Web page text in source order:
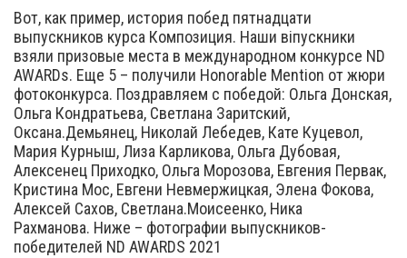
Вот, как пример, история побед пятнадцати
выпускников курса Композиция. Наши віпускники
взяли призовые места в международном конкурсе ND
AWARDs. Еще 5 – получили Honorable Mention от жюри
фотоконкурса. Поздравляем с победой: Ольга Донская,
Ольга Кондратьева, Светлана Заритский,
Оксана.Демьянец, Николай Лебедев, Кате Куцевол,
Мария Курныш, Лиза Карликова, Ольга Дубовая,
Алексенец Приходко, Ольга Морозова, Евгения Первак,
Кристина Мос, Евгени Невмержицкая, Элена Фокова,
Алексей Сахов, Светлана.Моисеенко, Ника
Рахманова. Ниже – фотографии выпускников-
победителей ND AWARDS 2021